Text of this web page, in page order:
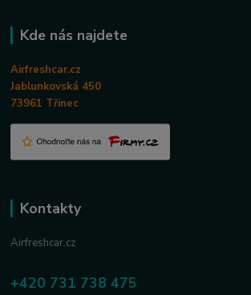
Kde nás najdete
Airfreshcar.cz
Jablunkovská 450
73961 Třinec
Kontakty
Airfreshcar.cz
+420 731 738 475